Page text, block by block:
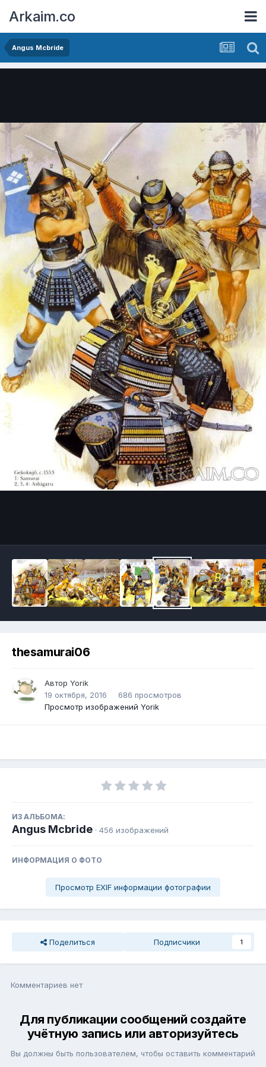
Arkaim.co
Angus Mcbride
thesamurai06
Автор Yorik
19 октября, 2016
686 просмотров
Просмотр изображений Yorik
ИЗ АЛЬБОМА:
Angus Mcbride · 456 изображений
ИНФОРМАЦИЯ О ФОТО
Просмотр EXIF информации фотографии
Поделиться Подписчики 1
Комментариев нет
Для публикации сообщений создайте
учётную запись или авторизуйтесь
Вы должны быть пользователем, чтобы оставить комментарий